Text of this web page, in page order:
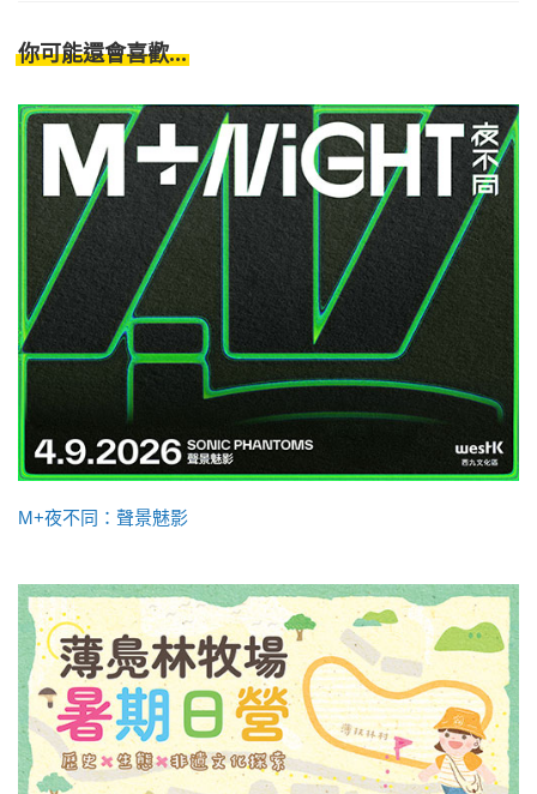
你可能還會喜歡...
M+夜不同：聲景魅影